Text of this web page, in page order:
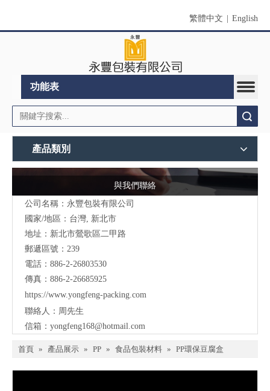
繁體中文 English
功能表
產品類別
與我們聯絡
公司名稱：永豐包裝有限公司
國家/地區：台灣, 新北市
地址：新北市鶯歌區二甲路
郵遞區號：239
電話：886-2-26803530
傳真：886-2-26685925
https://www.yongfeng-packing. com
聯絡人：周先生
信箱： yongfeng168@hotmail.com
首頁 » 產品展示 » PP » 食品包裝材料 » PP環保豆腐盒